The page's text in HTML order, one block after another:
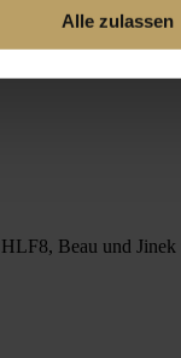
Alle zulassen
Beau und